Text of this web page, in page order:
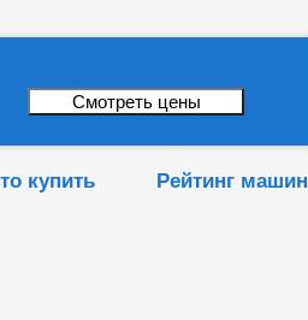
купить Рейтинг машин